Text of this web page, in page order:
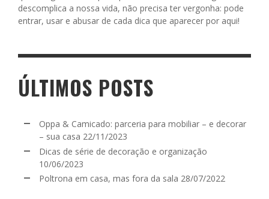
descomplica a nossa vida, não precisa ter vergonha: pode
entrar, usar e abusar de cada dica que aparecer por aqui!
ÚLTIMOS POSTS
Oppa & Camicado: parceria para mobiliar – e decorar
– sua casa 22/11/2023
Dicas de série de decoração e organização
10/06/2023
Poltrona em casa, mas fora da sala 28/07/2022